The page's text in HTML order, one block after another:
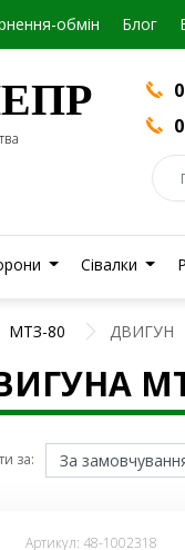
обмін Блог
Сівалки
МТЗ-80 ДВИГУН
за:
Артикул: 48-1002318